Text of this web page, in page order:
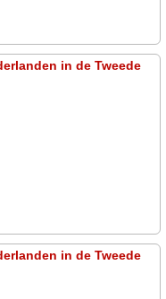
in de Tweede
in de Tweede